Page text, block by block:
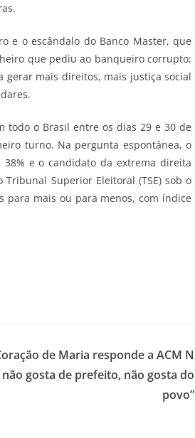
e o escândalo do Banco Master, que
que pediu ao banqueiro corrupto;
mais direitos, mais justiça social
todo o Brasil entre os dias 29 e 30 de
turno. Na pergunta espontânea, o
38% e o candidato da extrema direita
Superior Eleitoral (TSE) sob o
para mais ou para menos, com índice
de Maria responde a ACM N
não gosta de prefeito, não gosta do
povo”